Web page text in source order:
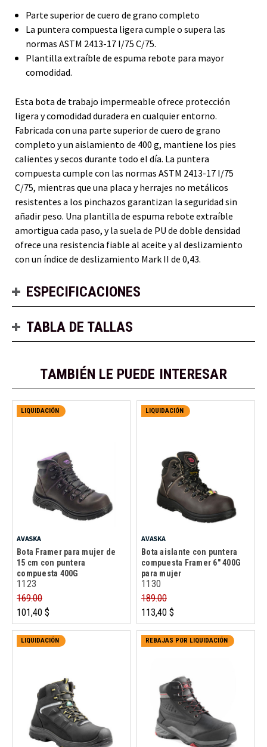
Parte superior de cuero de grano completo
La puntera compuesta ligera cumple o supera las
normas ASTM 2413-17 I/75 C/75.
Plantilla extraíble de espuma rebote para mayor
comodidad.
Esta bota de trabajo impermeable ofrece protección
ligera y comodidad duradera en cualquier entorno.
Fabricada con una parte superior de cuero de grano
completo y un aislamiento de 400 g, mantiene los pies
calientes y secos durante todo el día. La puntera
compuesta cumple con las normas ASTM 2413-17 I/75
C/75, mientras que una placa y herrajes no metálicos
resistentes a los pinchazos garantizan la seguridad sin
añadir peso. Una plantilla de espuma rebote extraíble
amortigua cada paso, y la suela de PU de doble densidad
ofrece una resistencia fiable al aceite y al deslizamiento
con un índice de deslizamiento Mark II de 0,43.
ESPECIFICACIONES
TABLA DE TALLAS
TAMBIÉN LE PUEDE INTERESAR
LIQUIDACIÓN
AVASKA
Bota Framer para mujer de
15 cm con puntera
compuesta 400G
1123
169.00
101,40 $
LIQUIDACIÓN
AVASKA
Bota aislante con puntera
compuesta Framer 6" 400G
para mujer
1130
189.00
113,40 $
LIQUIDACIÓN REBAJAS POR LIQUIDACIÓN